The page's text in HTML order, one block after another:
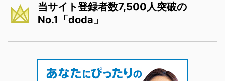
当サイト登録者数7,500人突破の
No.1「doda」